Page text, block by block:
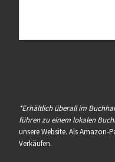
*Erhältlich überall im
führen zu einem lokalen
unsere Website. Als Amazon-
Verkäufen.